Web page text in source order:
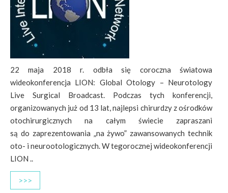
22 maja 2018 r. odbła się coroczna światowa
wideokonferencja LION: Global Otology – Neurotology
Live Surgical Broadcast. Podczas tych konferencji,
organizowanych już od 13 lat, najlepsi chirurdzy z ośrodków
otochirurgicznych na całym świecie zapraszani
są do zaprezentowania „na żywo” zawansowanych technik
oto- i neurootologicznych. W tegorocznej wideokonferencji
LION ..
>>>